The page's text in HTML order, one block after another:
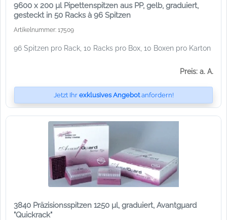
9600 x 200 µl Pipettenspitzen aus PP, gelb, graduiert,
gesteckt in 50 Racks à 96 Spitzen
Artikelnummer: 17509
96 Spitzen pro Rack, 10 Racks pro Box, 10 Boxen pro Karton
Preis: a. A.
Jetzt Ihr exklusives Angebotanfordern!
3840 Präzisionsspitzen 1250 µl, graduiert, Avantgµard
"Quickrack"